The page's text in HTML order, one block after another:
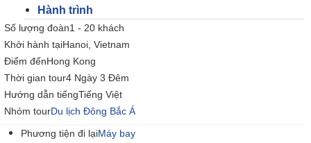
Hành trình
Số lượng đoàn1 - 20 khách
Khởi hành tạiHanoi, Vietnam
Điểm đếnHong Kong
Thời gian tour4 Ngày 3 Đêm
Hướng dẫn tiếngTiếng Việt
Nhóm tourDu lịch Đông Bắc Á
Phương tiện đi lạiMáy bay